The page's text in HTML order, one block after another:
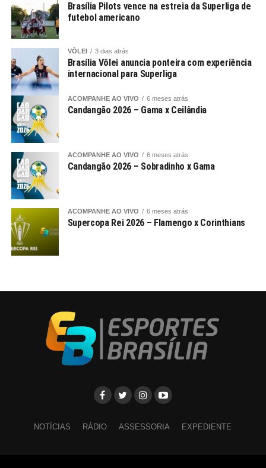
Brasília Pilots vence na estreia da Superliga de
futebol americano
VÔLEI 3 dias atrás
Brasília Vôlei anuncia ponteira com experiência
internacional para Superliga
ACOMPANHE AO VIVO 6 meses atrás
Candangão 2026 – Gama x Ceilândia
ACOMPANHE AO VIVO 6 meses atrás
Candangão 2026 – Sobradinho x Gama
ACOMPANHE AO VIVO 6 meses atrás
Supercopa Rei 2026 – Flamengo x Corinthians
NOTÍCIAS RÁDIO ASSESSORIA EXPEDIENTE